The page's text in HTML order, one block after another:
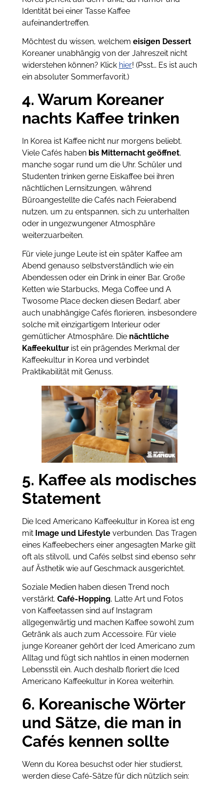
Identität bei einer Tasse Kaffee
aufeinandertreffen.
Möchtest du wissen, welchem eisigen Dessert
Koreaner unabhängig von der Jahreszeit nicht
widerstehen können? Klick hier! (Psst… Es ist auch
ein absoluter Sommerfavorit.)
4. Warum Koreaner
nachts Kaffee trinken
In Korea ist Kaffee nicht nur morgens beliebt.
Viele Cafés haben bis Mitternacht geöffnet,
manche sogar rund um die Uhr. Schüler und
Studenten trinken gerne Eiskaffee bei ihren
nächtlichen Lernsitzungen, während
Büroangestellte die Cafés nach Feierabend
nutzen, um zu entspannen, sich zu unterhalten
oder in ungezwungener Atmosphäre
weiterzuarbeiten.
Für viele junge Leute ist ein später Kaffee am
Abend genauso selbstverständlich wie ein
Abendessen oder ein Drink in einer Bar. Große
Ketten wie Starbucks, Mega Coffee und A
Twosome Place decken diesen Bedarf, aber
auch unabhängige Cafés florieren, insbesondere
solche mit einzigartigem Interieur oder
gemütlicher Atmosphäre. Die nächtliche
Kaffeekultur ist ein prägendes Merkmal der
Kaffeekultur in Korea und verbindet
Praktikabilität mit Genuss.
5. Kaffee als modisches
Statement
Die Iced Americano Kaffeekultur in Korea ist eng
mit Image und Lifestyleverbunden. Das Tragen
eines Kaffeebechers einer angesagten Marke gilt
oft als stilvoll, und Cafés selbst sind ebenso sehr
auf Ästhetik wie auf Geschmack ausgerichtet.
Soziale Medien haben diesen Trend noch
verstärkt. Café-Hopping, Latte Art und Fotos
von Kaffeetassen sind auf Instagram
allgegenwärtig und machen Kaffee sowohl zum
Getränk als auch zum Accessoire. Für viele
junge Koreaner gehört der Iced Americano zum
Alltag und fügt sich nahtlos in einen modernen
Lebensstil ein. Auch deshalb floriert die Iced
Americano Kaffeekultur in Korea weiterhin.
6. Koreanische Wörter
und Sätze, die man in
Cafés kennen sollte
Wenn du Korea besuchst oder hier studierst,
werden diese Café-Sätze für dich nützlich sein: